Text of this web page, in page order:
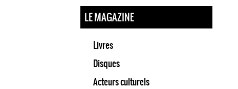
LE MAGAZINE
Livres
Disques
Acteurs culturels